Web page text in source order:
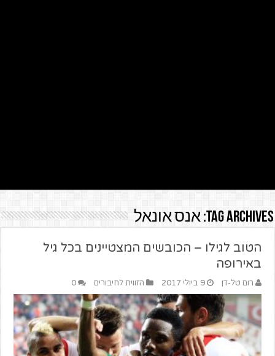
Tag Archives: אנס אונאל
הטוב לגילו – הכובשים המצטיינים בכל גיל
באירופה
רום טל-דן 9 ביולי 2017 הזווית לחיבורים 0